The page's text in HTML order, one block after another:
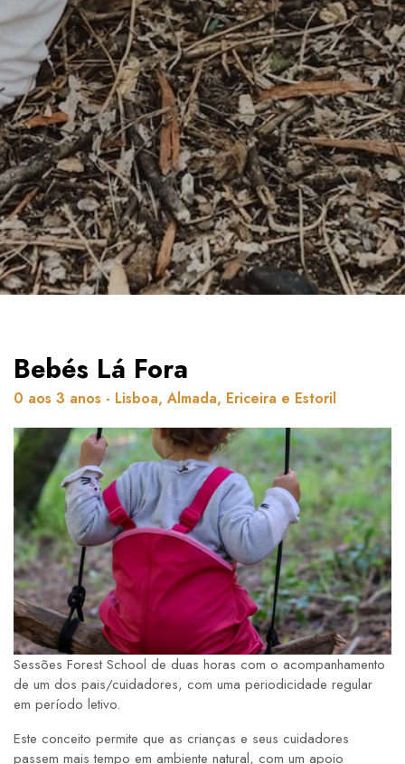
Bebés Lá Fora
0 aos 3 anos - Lisboa, Almada, Ericeira e Estoril
Sessões Forest School de duas horas com o acompanhamento
de um dos pais/cuidadores, com uma periodicidade regular
em período letivo.
Este conceito permite que as crianças e seus cuidadores
passem mais tempo em ambiente natural, com um apoio